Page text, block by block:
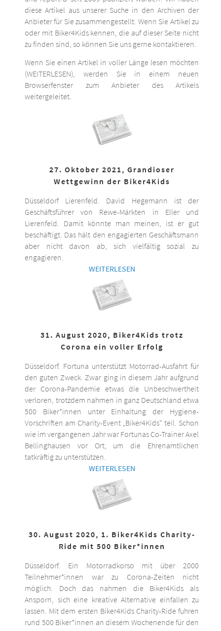
diese Artikel aus unserer Suche in den Archiven der
Anbieter für Sie zusammengestellt. Wenn Sie Artikel zu
oder mit Biker4Kids kennen, die auf dieser Seite nicht
zu finden sind, so können Sie uns gerne kontaktieren.
Wenn Sie einen Artikel in voller Länge lesen möchten
(WEITERLESEN), werden Sie in einem neuen
Browserfenster zum Anbieter des Artikels
weitergeleitet.
27. Oktober 2021, Grandioser
Wettgewinn der Biker4Kids
Düsseldorf Lierenfeld. David Hegemann ist der
Geschäftsführer von Rewe-Märkten in Eller und
Lierenfeld. Damit könnte man meinen, ist er gut
beschäftigt. Das hält den engagierten Geschäftsmann
aber nicht davon ab, sich vielfältig sozial zu
engagieren.
WEITERLESEN
31. August 2020, Biker4Kids trotz
Corona ein voller Erfolg
Düsseldorf. Fortuna unterstützt Motorrad-Ausfahrt für
den guten Zweck. Zwar ging in diesem Jahr aufgrund
der Corona-Pandemie etwas die Unbeschwertheit
verloren, trotzdem nahmen in ganz Deutschland etwa
500 Biker*innen unter Einhaltung der Hygiene-
Vorschriften am Charity-Event „Biker4Kids“ teil. Schon
wie im vergangenen Jahr war Fortunas Co-Trainer Axel
Bellinghausen vor Ort, um die Ehrenamtlichen
tatkräftig zu unterstützen.
WEITERLESEN
30. August 2020, 1. Biker4Kids Charity-
Ride mit 500 Biker*innen
Düsseldorf. Ein Motorradkorso mit über 2000
Teilnehmer*innen war zu Corona-Zeiten nicht
möglich. Doch das nahmen die Biker4Kids als
Ansporn, sich eine kreative Alternative einfallen zu
lassen. Mit dem ersten Biker4Kids Charity-Ride fuhren
rund 500 Biker*innen an diesem Wochenende für den